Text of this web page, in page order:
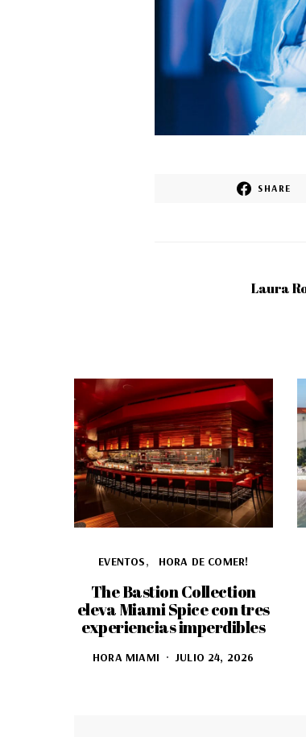
SHARE
Laura
EVENTOS HORA DE COMER!
The Bastion Collection
eleva Miami Spice con tres
experiencias imperdibles
HORA MIAMI JULIO 24, 2026